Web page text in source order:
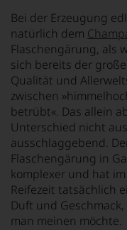
Bei der Erzeugung
natürlich dem
Flaschengärung, als
sich bereits der
Qualität und
zwischen
betrübt«. Das allein
Unterschied nicht
ausschlaggebend.
Flaschengärung in
komplexer und hat
Reifezeit tatsächlich
Duft und
man meinen möchte.